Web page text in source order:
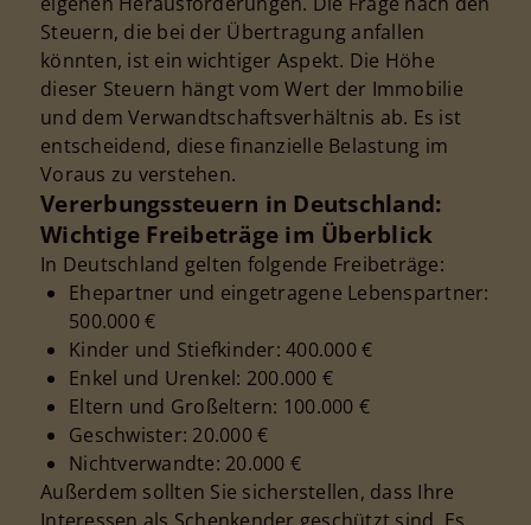
Steuern, die bei der Übertragung anfallen
könnten, ist ein wichtiger Aspekt. Die Höhe
dieser Steuern hängt vom Wert der Immobilie
und dem Verwandtschaftsverhältnis ab. Es ist
entscheidend, diese finanzielle Belastung im
Voraus zu verstehen.
Vererbungssteuern in Deutschland:
Wichtige Freibeträge im Überblick
In Deutschland gelten folgende Freibeträge:
Ehepartner und eingetragene Lebenspartner:
500.000 €
Kinder und Stiefkinder: 400.000 €
Enkel und Urenkel: 200.000 €
Eltern und Großeltern: 100.000 €
Geschwister: 20.000 €
Nichtverwandte: 20.000 €
Außerdem sollten Sie sicherstellen, dass Ihre
Interessen als Schenkender geschützt sind. Es